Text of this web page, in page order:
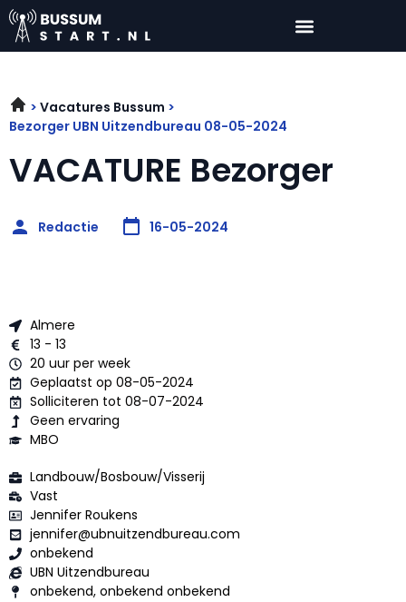
Vacatures Bussum
Bezorger UBN Uitzendbureau 08-05-2024
VACATURE Bezorger
Redactie 16-05-2024
Almere
13 - 13
20 uur per week
Geplaatst op 08-05-2024
Solliciteren tot 08-07-2024
Geen ervaring
MBO
Landbouw/Bosbouw/Visserij
Vast
Jennifer Roukens
jennifer@ubnuitzendbureau.com
onbekend
UBN Uitzendbureau
onbekend, onbekend onbekend